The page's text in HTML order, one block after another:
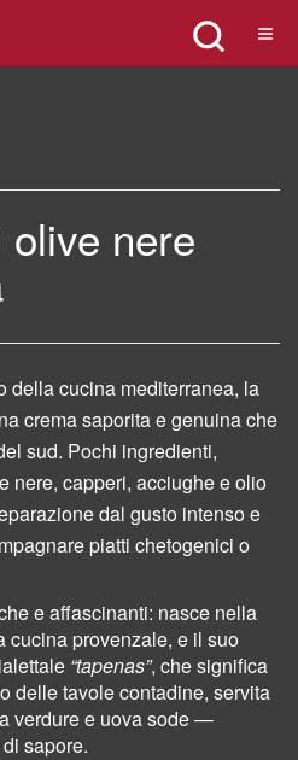
olive nere
della cucina mediterranea, la
crema saporita e genuina che
sud. Pochi ingredienti,
capperi, acciughe e olio
dal gusto intenso e
piatti chetogenici o
e affascinanti: nasce nella
provenzale, e il suo
“tapenas”, che significa
delle tavole contadine, servita
verdure e uova sode —
sapore.